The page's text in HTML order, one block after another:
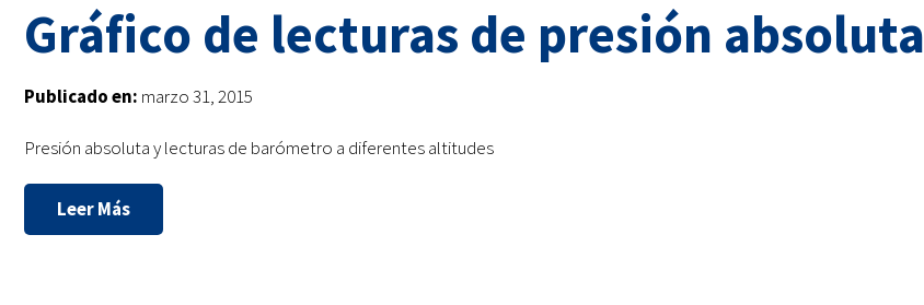
Gráfico de lecturas de presión absoluta
Publicado en: marzo 31, 2015
Presión absoluta y lecturas de barómetro a diferentes altitudes
Leer Más